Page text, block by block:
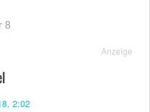
8
Anzeige
2:02